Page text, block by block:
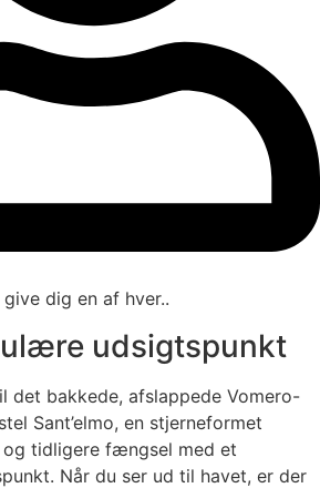
dig en af hver..
udsigtspunkt
det bakkede, afslappede Vomero-
Sant’elmo, en stjerneformet
tidligere fængsel med et
Når du ser ud til havet, er der